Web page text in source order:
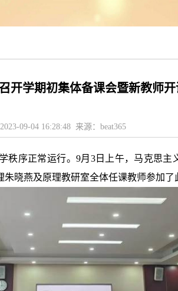
开学期初集体备课会暨新教师
09-04 16:28:48 来源：beat365
秩序正常运行。 9月 3日上午，马克思主
朱晓燕及原理教研室全体任课教师参加了